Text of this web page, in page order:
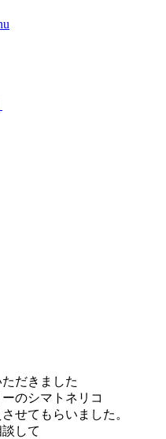
だきました
のシマトネリコ
せてもらいました。
して